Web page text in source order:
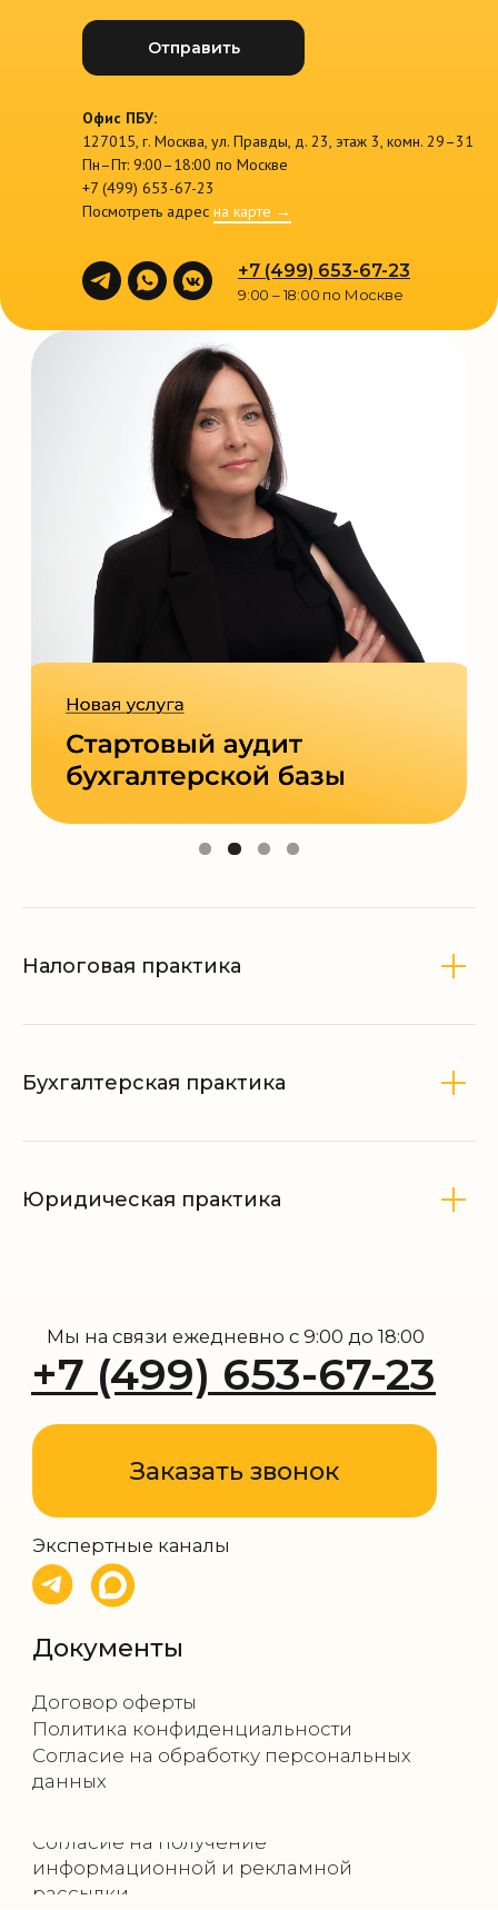
Отправить
9:00 – 18:00 по Москве
+7 (499) 653-67-23
Офис ПБУ:
127015, г. Москва, ул. Правды, д. 23, этаж 3, комн. 29–31
Пн–Пт: 9:00–18:00 по Москве
+7 (499) 653-67-23
Посмотреть адрес на карте →
Налоговая практика
Бухгалтерская практика
Юридическая практика